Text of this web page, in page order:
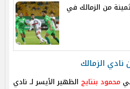
من الزمالك في
نادي الزمالك
محمود بنتايج الظهير الأيسر لـ نادي